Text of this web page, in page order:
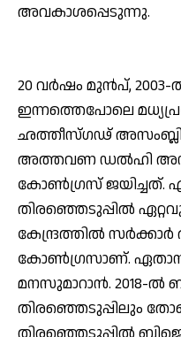
അവകാശപ്പെടുന്നു.
20 വര്‍ഷം മുന്‍പ്,
ഇന്നത്തെപോലെ
ഛത്തീസ്ഗഢ് അസംബ്ലി
അത്തവണ ഡല്‍ഹി
കോണ്‍ഗ്രസ് ജയിച്ചത്.
തിരഞ്ഞെടുപ്പില്‍
കേന്ദ്രത്തില്‍ സര്‍ക്കാര്‍
കോണ്‍ഗ്രസാണ്. ഏതാനും
മനസുമാറാന്‍. 2018-
തിരഞ്ഞെടുപ്പിലും